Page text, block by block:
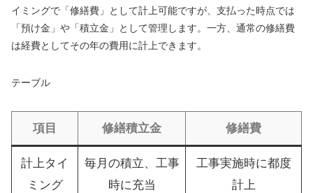
イミングで「修繕費」として計上可能ですが、支払った時点では
「預け金」や「積立金」として管理します。一方、通常の修繕費
は経費としてその年の費用に計上できます。
テーブル
項目 修繕積立金 修繕費
計上タイ
ミング
毎月の積立、工事
時に充当
工事実施時に都度
計上